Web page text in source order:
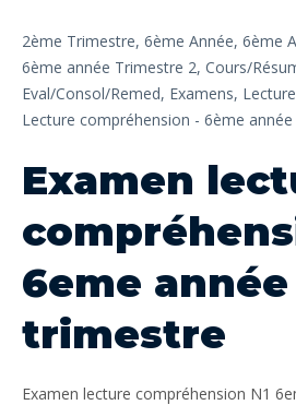
2ème Trimestre, 6ème Année, 6ème
6ème année Trimestre 2, Cours/
Eval/Consol/Remed, Examens,
Lecture compréhension - 6ème
Examen
6eme
trimestre
Examen lecture compréhension N1